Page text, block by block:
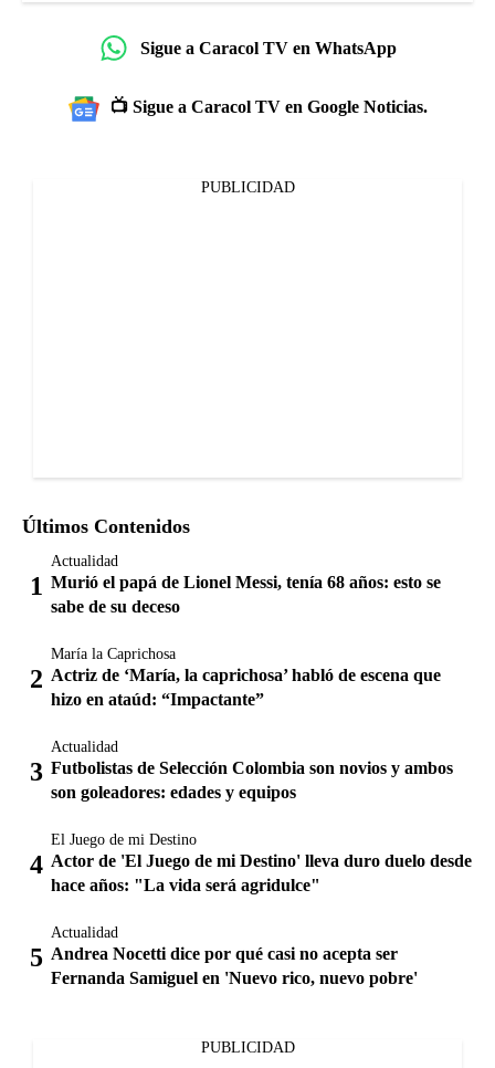
Sigue a Caracol TV en WhatsApp
📺 Sigue a Caracol TV en Google Noticias.
PUBLICIDAD
Últimos Contenidos
Actualidad
Murió el papá de Lionel Messi, tenía 68 años: esto se
sabe de su deceso
María la Caprichosa
Actriz de ‘María, la caprichosa’ habló de escena que
hizo en ataúd: “Impactante”
Actualidad
Futbolistas de Selección Colombia son novios y ambos
son goleadores: edades y equipos
El Juego de mi Destino
Actor de 'El Juego de mi Destino' lleva duro duelo desde
hace años: "La vida será agridulce"
Actualidad
Andrea Nocetti dice por qué casi no acepta ser
Fernanda Samiguel en 'Nuevo rico, nuevo pobre'
PUBLICIDAD